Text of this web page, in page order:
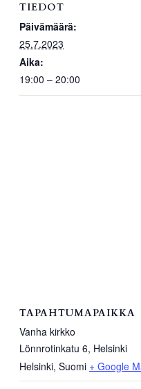
TIEDOT
Päivämäärä:
25.7.2023
Aika:
19:00 – 20:00
TAPAHTUMAPAIKKA
Vanha kirkko
Lönnrotinkatu 6, Helsinki
Helsinki, Suomi + Google